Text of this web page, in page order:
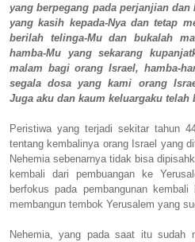
yang berpegang pada perjanjian dan
yang kasih kepada-Nya dan tetap
berilah telinga-Mu dan bukalah
hamba-Mu yang sekarang
malam bagi orang Israel, hamba-
segala dosa yang kami orang
Juga aku dan kaum keluargaku telah
Peristiwa yang terjadi sekitar tahun
tentang kembalinya orang Israel yang
Nehemia sebenarnya tidak bisa
kembali dari pembuangan ke
berfokus pada pembangunan
membangun tembok Yerusalem yang
Nehemia, yang pada saat itu sudah